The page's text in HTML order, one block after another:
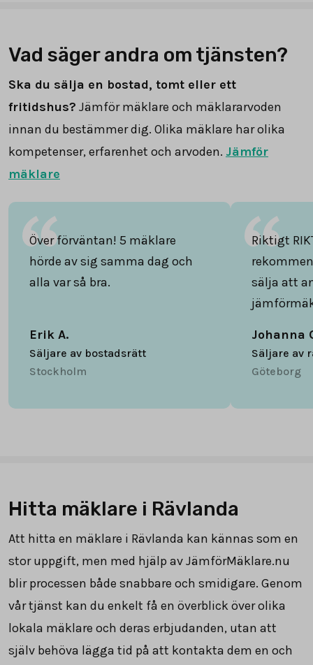
Vad säger andra om tjänsten?
Ska du sälja en bostad, tomt eller ett
fritidshus? Jämför mäklare och mäklararvoden
innan du bestämmer dig. Olika mäklare har olika
kompetenser, erfarenhet och arvoden. Jämför
mäklare
Över förväntan! 5 mäklare
hörde av sig samma dag och
alla var så bra.
Erik A.
Säljare av bostadsrätt
Stockholm
Riktigt
sälja att
Johanna
Säljare av
Göteborg
Hitta mäklare i Rävlanda
Att hitta en mäklare i Rävlanda kan kännas som en
stor uppgift, men med hjälp av JämförMäklare.nu
blir processen både snabbare och smidigare. Genom
vår tjänst kan du enkelt få en överblick över olika
lokala mäklare och deras erbjudanden, utan att
själv behöva lägga tid på att kontakta dem en och